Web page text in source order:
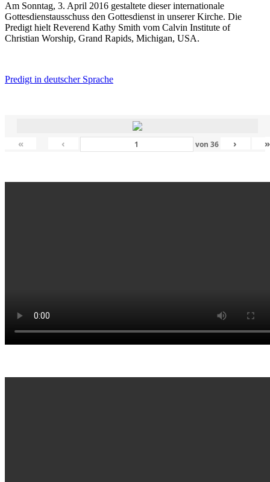
Am Sonntag, 3. April 2016 gestaltete dieser internationale
Gottesdienstausschuss den Gottesdienst in unserer Kirche. Die
Predigt hielt Reverend Kathy Smith vom Calvin Institute of
Christian Worship, Grand Rapids, Michigan, USA.
Predigt in deutscher Sprache
« ‹ von 36 › »